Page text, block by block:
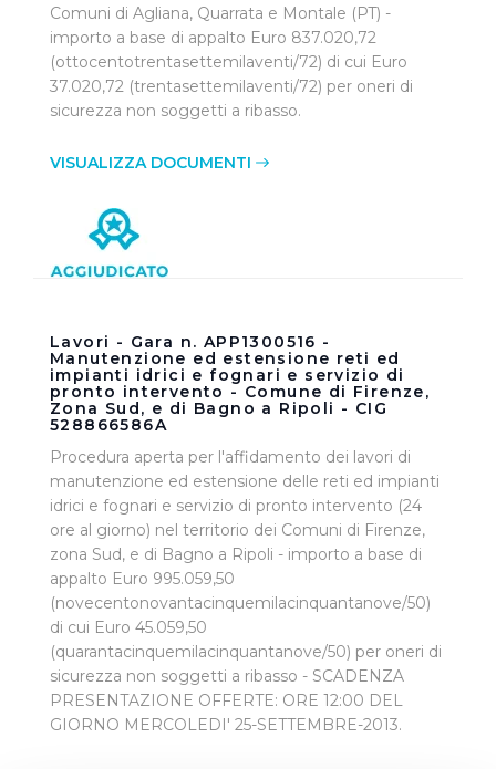
Comuni di Agliana, Quarrata e Montale (PT) -
importo a base di appalto Euro 837.020,72
(ottocentotrentasettemilaventi/72) di cui Euro
37.020,72 (trentasettemilaventi/72) per oneri di
sicurezza non soggetti a ribasso.
VISUALIZZA DOCUMENTI
Lavori - Gara n. APP1300516 -
Manutenzione ed estensione reti ed
impianti idrici e fognari e servizio di
pronto intervento - Comune di Firenze,
Zona Sud, e di Bagno a Ripoli - CIG
528866586A
Procedura aperta per l'affidamento dei lavori di
manutenzione ed estensione delle reti ed impianti
idrici e fognari e servizio di pronto intervento (24
ore al giorno) nel territorio dei Comuni di Firenze,
zona Sud, e di Bagno a Ripoli - importo a base di
appalto Euro 995.059,50
(novecentonovantacinquemilacinquantanove/50)
di cui Euro 45.059,50
(quarantacinquemilacinquantanove/50) per oneri di
sicurezza non soggetti a ribasso - SCADENZA
PRESENTAZIONE OFFERTE: ORE 12:00 DEL
GIORNO MERCOLEDI' 25-SETTEMBRE-2013.